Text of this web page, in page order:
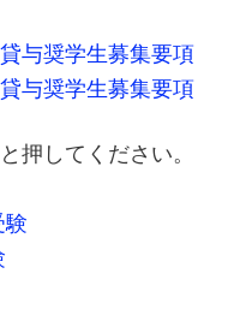
与奨学生募集要項
与奨学生募集要項
押してください。